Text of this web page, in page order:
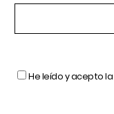
He leído y acepto la